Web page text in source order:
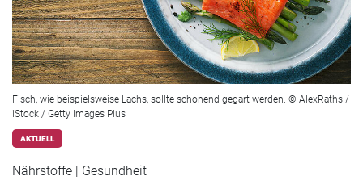
Fisch, wie beispielsweise Lachs, sollte schonend gegart werden. © AlexRaths /
iStock / Getty Images Plus
AKTUELL
Nährstoffe | Gesundheit